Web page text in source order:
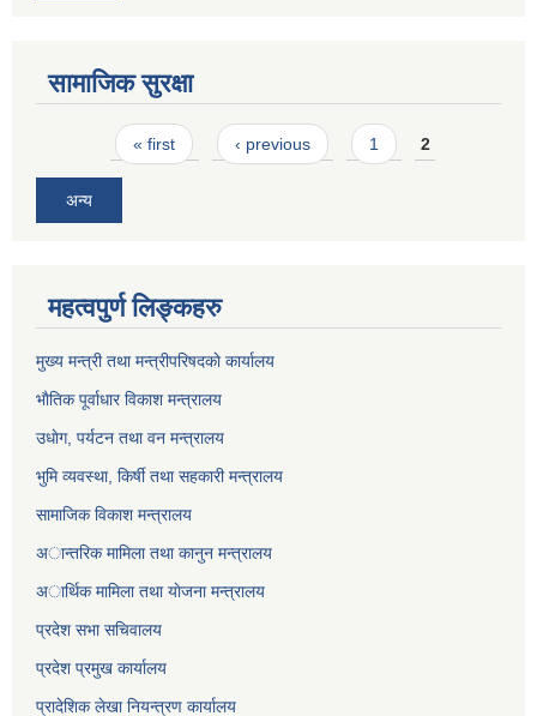
सामाजिक सुरक्षा
Pages« first ‹ previous 1 2
अन्य
महत्वपुर्ण लिङ्कहरु
मुख्य मन्त्री तथा मन्त्रीपरिषदकाे कार्यालय
भाैतिक पूर्वाधार विकाश मन्त्रालय
उधाेग, पर्यटन तथा वन मन्त्रालय
भुमि व्यवस्था, किर्षी तथा सहकारी मन्त्रालय
सामाजिक विकाश मन्त्रालय
अान्तरिक मामिला तथा कानुन मन्त्रालय
अार्थिक मामिला तथा याेजना मन्त्रालय
प्रदेश सभा सचिवालय
प्रदेश प्रमुख कार्यालय
प्रादेशिक लेखा नियन्त्रण कार्यालय